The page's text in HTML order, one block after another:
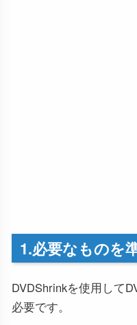
1.必要なものを
DVDShrinkを使用して
必要です。